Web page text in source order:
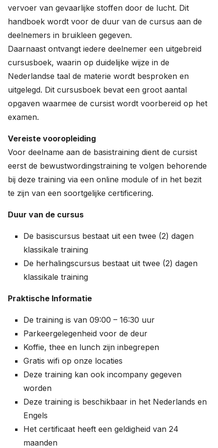
vervoer van gevaarlijke stoffen door de lucht. Dit
handboek wordt voor de duur van de cursus aan de
deelnemers in bruikleen gegeven.
Daarnaast ontvangt iedere deelnemer een uitgebreid
cursusboek, waarin op duidelijke wijze in de
Nederlandse taal de materie wordt besproken en
uitgelegd. Dit cursusboek bevat een groot aantal
opgaven waarmee de cursist wordt voorbereid op het
examen.
Vereiste vooropleiding
Voor deelname aan de basistraining dient de cursist
eerst de bewustwordingstraining te volgen behorende
bij deze training via een online module of in het bezit
te zijn van een soortgelijke certificering.
Duur van de cursus
De basiscursus bestaat uit een twee (2) dagen
klassikale training
De herhalingscursus bestaat uit twee (2) dagen
klassikale training
Praktische Informatie
De training is van 09:00 – 16:30 uur
Parkeergelegenheid voor de deur
Koffie, thee en lunch zijn inbegrepen
Gratis wifi op onze locaties
Deze training kan ook incompany gegeven
worden
Deze training is beschikbaar in het Nederlands en
Engels
Het certificaat heeft een geldigheid van 24
maanden